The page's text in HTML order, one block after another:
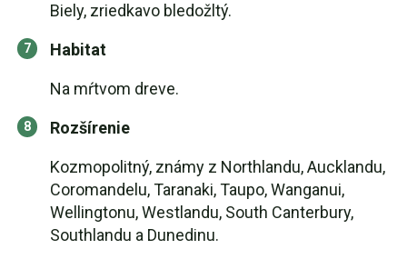
Biely, zriedkavo bledožltý.
Habitat
Na mŕtvom dreve.
Rozšírenie
Kozmopolitný, známy z Northlandu, Aucklandu,
Coromandelu, Taranaki, Taupo, Wanganui,
Wellingtonu, Westlandu, South Canterbury,
Southlandu a Dunedinu.